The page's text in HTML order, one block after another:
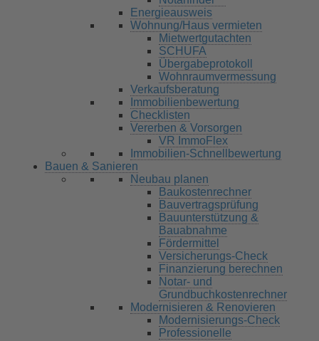
Energieausweis
Wohnung/Haus vermieten
Mietwertgutachten
SCHUFA
Übergabeprotokoll
Wohnraumvermessung
Verkaufsberatung
Immobilienbewertung
Checklisten
Vererben & Vorsorgen
VR ImmoFlex
Immobilien-Schnellbewertung
Bauen & Sanieren
Neubau planen
Baukostenrechner
Bauvertragsprüfung
Bauunterstützung &
Bauabnahme
Fördermittel
Versicherungs-Check
Finanzierung berechnen
Notar- und
Grundbuchkostenrechner
Modernisieren & Renovieren
Modernisierungs-Check
Professionelle